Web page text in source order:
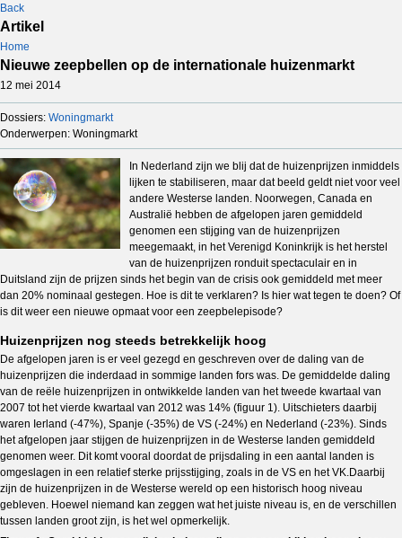
Back
Artikel
Home
Nieuwe zeepbellen op de internationale huizenmarkt
12 mei 2014
Dossiers: Woningmarkt
Onderwerpen: Woningmarkt
In Nederland zijn we blij dat de huizenprijzen inmiddels
lijken te stabiliseren, maar dat beeld geldt niet voor veel
andere Westerse landen. Noorwegen, Canada en
Australië hebben de afgelopen jaren gemiddeld
genomen een stijging van de huizenprijzen
meegemaakt, in het Verenigd Koninkrijk is het herstel
van de huizenprijzen ronduit spectaculair en in
Duitsland zijn de prijzen sinds het begin van de crisis ook gemiddeld met meer
dan 20% nominaal gestegen. Hoe is dit te verklaren? Is hier wat tegen te doen? Of
is dit weer een nieuwe opmaat voor een zeepbelepisode?
Huizenprijzen nog steeds betrekkelijk hoog
De afgelopen jaren is er veel gezegd en geschreven over de daling van de
huizenprijzen die inderdaad in sommige landen fors was. De gemiddelde daling
van de reële huizenprijzen in ontwikkelde landen van het tweede kwartaal van
2007 tot het vierde kwartaal van 2012 was 14% (figuur 1). Uitschieters daarbij
waren Ierland (-47%), Spanje (-35%) de VS (-24%) en Nederland (-23%). Sinds
het afgelopen jaar stijgen de huizenprijzen in de Westerse landen gemiddeld
genomen weer. Dit komt vooral doordat de prijsdaling in een aantal landen is
omgeslagen in een relatief sterke prijsstijging, zoals in de VS en het VK.Daarbij
zijn de huizenprijzen in de Westerse wereld op een historisch hoog niveau
gebleven. Hoewel niemand kan zeggen wat het juiste niveau is, en de verschillen
tussen landen groot zijn, is het wel opmerkelijk.